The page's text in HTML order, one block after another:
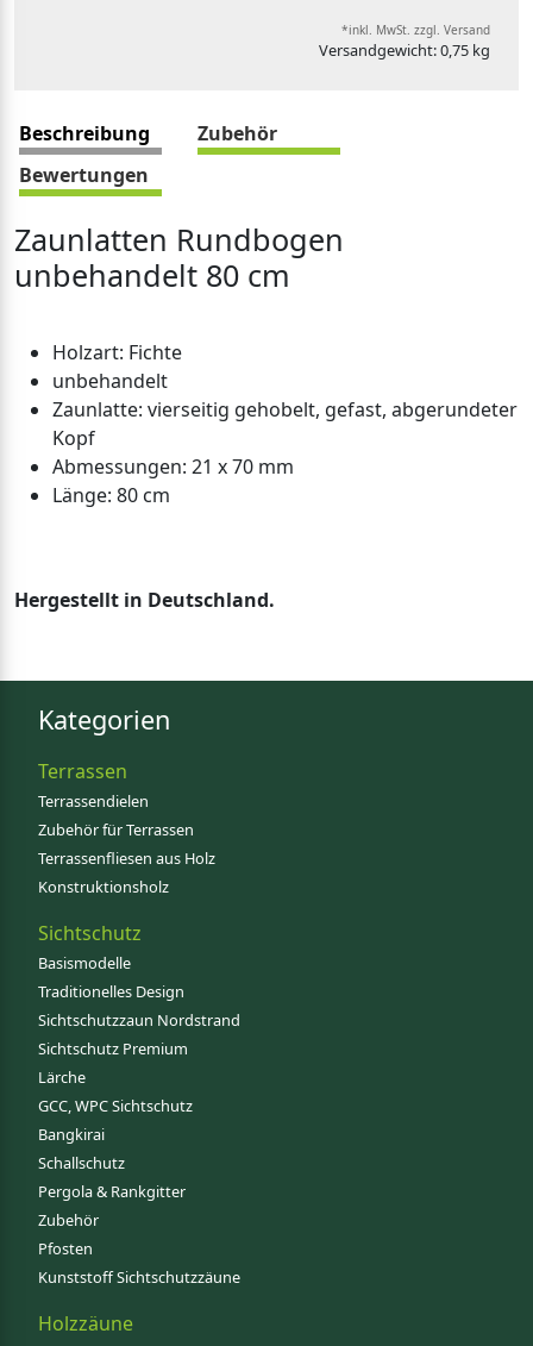
*inkl. MwSt. zzgl. Versand
Versandgewicht: 0,75 kg
Beschreibung
Zubehör
Bewertungen
Zaunlatten Rundbogen
unbehandelt 80 cm
Holzart: Fichte
unbehandelt
Zaunlatte: vierseitig gehobelt, gefast, abgerundeter
Kopf
Abmessungen: 21 x 70 mm
Länge: 80 cm
Hergestellt in Deutschland.
Kategorien
Terrassen
Terrassendielen
Zubehör für Terrassen
Terrassenfliesen aus Holz
Konstruktionsholz
Sichtschutz
Basismodelle
Traditionelles Design
Sichtschutzzaun Nordstrand
Sichtschutz Premium
Lärche
GCC, WPC Sichtschutz
Bangkirai
Schallschutz
Pergola & Rankgitter
Zubehör
Pfosten
Kunststoff Sichtschutzzäune
Holzzäune